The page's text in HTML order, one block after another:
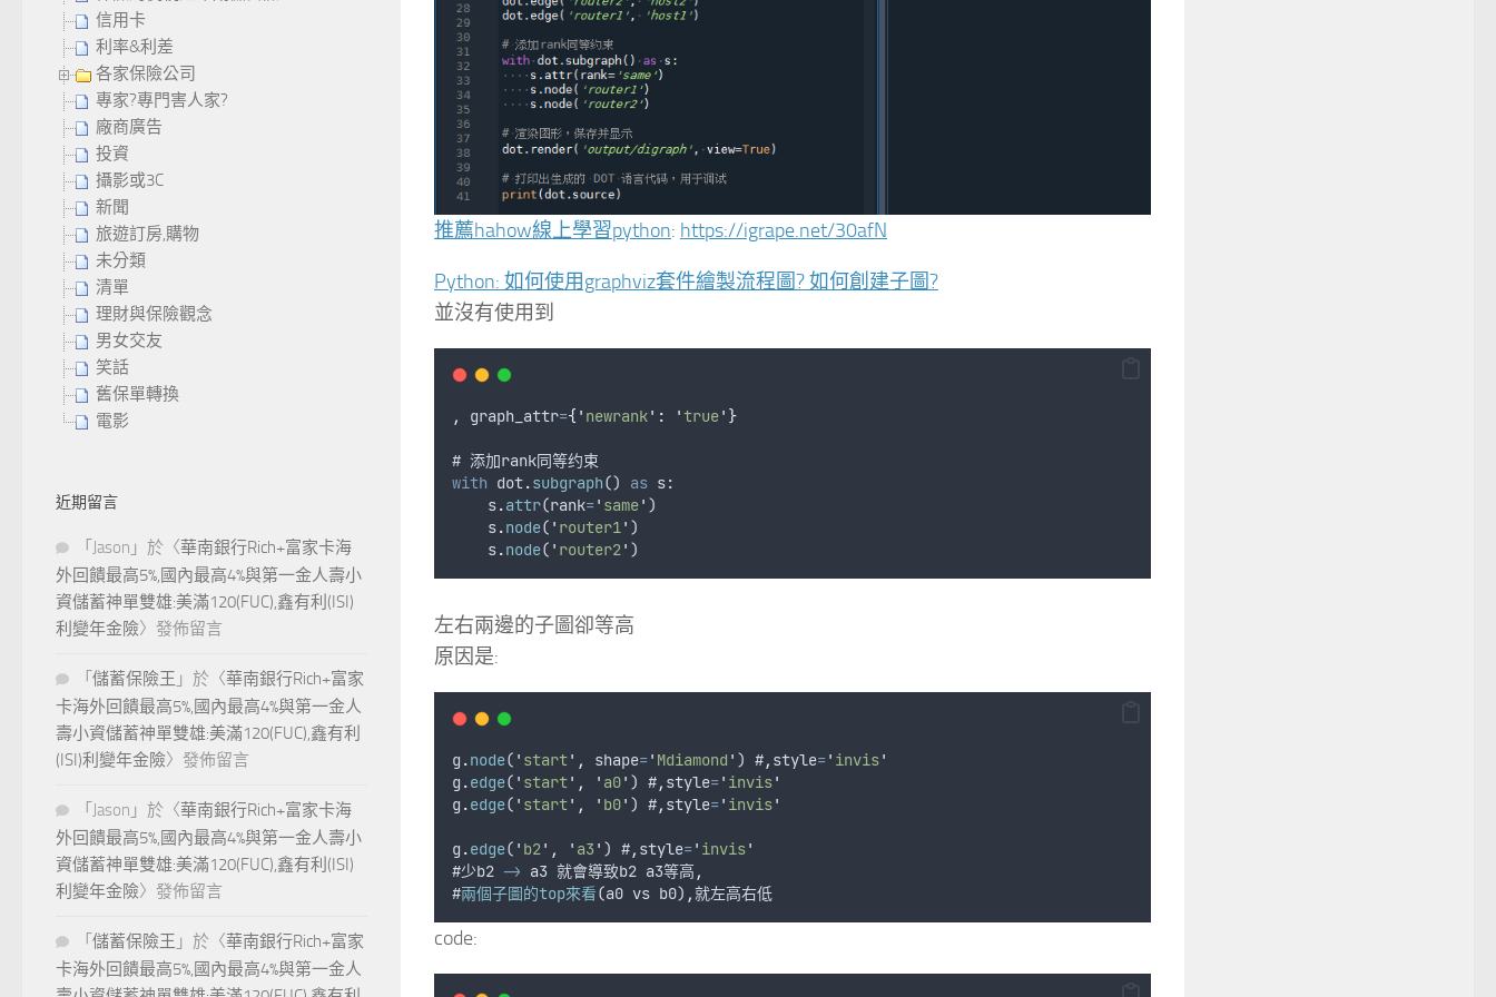
推薦hahow線上學習python: https://igrape.net/30afN
Python: 如何使用graphviz套件繪製流程圖? 如何創建子圖?
並沒有使用到
, graph_attr={ ' newrank' : 'true' }
# 添加rank同等约束
with dot.subgraph() as s:
s.attr(rank=' same' )
s.node( ' router1 ' )
s.node( ' router2 ' )
左右兩邊的子圖卻等高
原因是:
g .node( ' start' , shape=' Mdiamond ' ) #, style=' invis'
g .edge( ' start' , ' a0' ) #, style=' invis'
g .edge( ' start' , ' b0' ) #, style=' invis'
g .edge( ' b2 ' , ' a3 ' ) #, style=' invis'
#少b2 -> a3 就會導致b2 a3等高 ,
#兩個子圖的top來看(a0 vs b0) ,就左高右低
code:
信用卡
利率&利差
各家保險公司
專家?專門害人家?
廠商廣告
投資
攝影或3C
新聞
旅遊訂房,購物
未分類
清單
理財與保險觀念
男女交友
笑話
舊保單轉換
電影
近期留言
「 Jason 」於〈華南銀行Rich+富家卡海
外回饋最高5%,國內最高4%與第一金人壽小
資儲蓄神單雙雄:美滿120(FUC),鑫有利(ISI)
利變年金險〉發佈留言
「 儲蓄保險王 」於〈華南銀行Rich+富家
卡海外回饋最高5%,國內最高4%與第一金人
壽小資儲蓄神單雙雄:美滿120(FUC),鑫有利
(ISI)利變年金險〉發佈留言
「 Jason 」於〈華南銀行Rich+富家卡海
外回饋最高5%,國內最高4%與第一金人壽小
資儲蓄神單雙雄:美滿120(FUC),鑫有利(ISI)
利變年金險〉發佈留言
「 儲蓄保險王 」於〈華南銀行Rich+富家
卡海外回饋最高5%,國內最高4%與第一金人